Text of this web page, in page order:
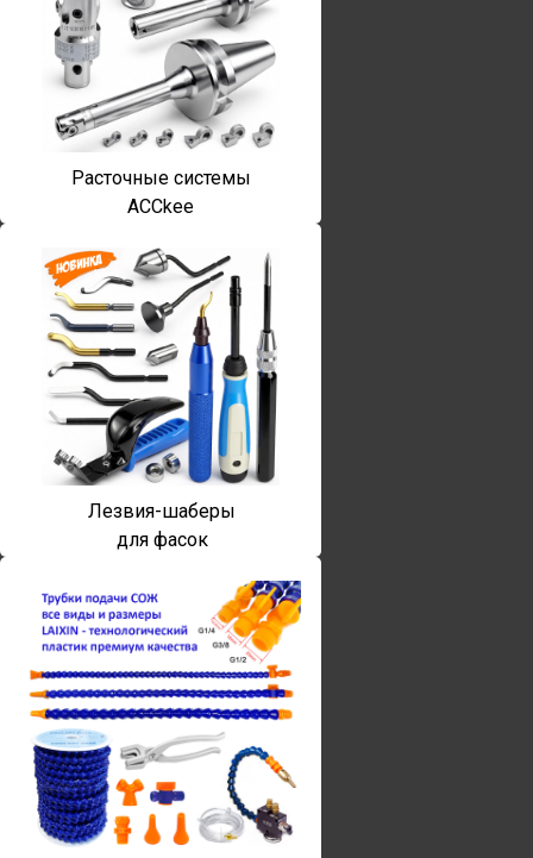
Расточные системы
ACCkee
Лезвия-шаберы
для фасок
Винты torx